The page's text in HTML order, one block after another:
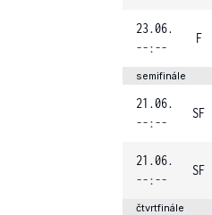
23.06.
--:--
F
semifinále
21.06.
--:--
SF
21.06.
--:--
SF
čtvrtfinále